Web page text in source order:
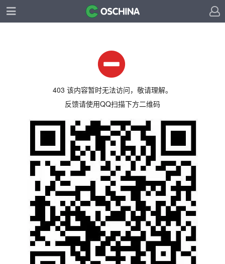
403 该内容暂时无法访问，敬请理解。
反馈请使用QQ扫描下方二维码